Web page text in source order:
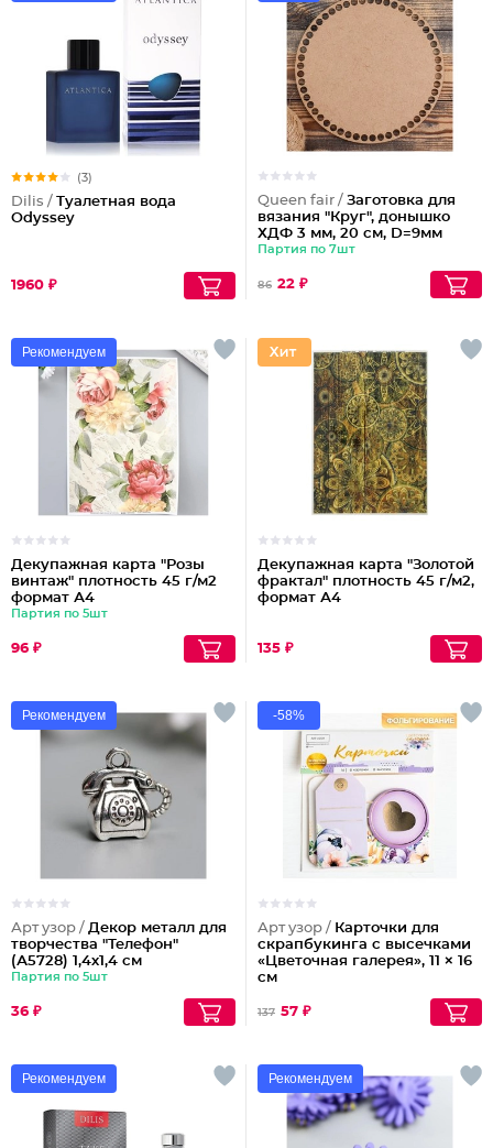
(3)
Dilis / Туалетная вода
Odyssey
1960 ₽
Queen fair / Заготовка для
вязания "Круг", донышко
ХДФ 3 мм, 20 см, D=9мм
Партия по 7шт
86 22 ₽
Рекомендуем
Декупажная карта "Розы
винтаж" плотность 45 г/м2
формат А4
Партия по 5шт
96 ₽
Декупажная карта "Золотой
фрактал" плотность 45 г/м2,
формат А4
135 ₽
Рекомендуем
Арт узор / Декор металл для
творчества "Телефон"
(А5728) 1,4х1,4 см
Партия по 5шт
36 ₽
-58%
Арт узор / Карточки для
скрапбукинга с высечками
«Цветочная галерея», 11 × 16
см
137 57 ₽
Рекомендуем Рекомендуем